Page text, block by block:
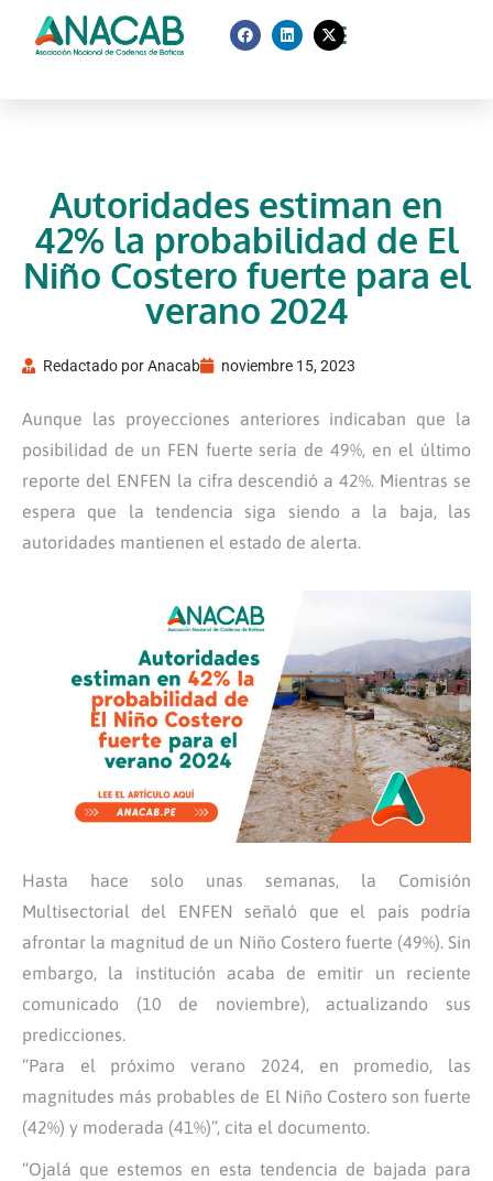
Autoridades estiman en
42% la probabilidad de El
Niño Costero fuerte para el
verano 2024
Redactado porAnacab noviembre 15, 2023
Aunque las proyecciones anteriores indicaban que la
posibilidad de un FEN fuerte sería de 49%, en el último
reporte del ENFEN la cifra descendió a 42%. Mientras se
espera que la tendencia siga siendo a la baja, las
autoridades mantienen el estado de alerta.
Hasta hace solo unas semanas, la Comisión
Multisectorial del ENFEN señaló que el país podría
afrontar la magnitud de un Niño Costero fuerte (49%). Sin
embargo, la institución acaba de emitir un reciente
comunicado (10 de noviembre), actualizando sus
predicciones.
“Para el próximo verano 2024, en promedio, las
magnitudes más probables de El Niño Costero son fuerte
(42%) y moderada (41%)”, cita el documento.
“Ojalá que estemos en esta tendencia de bajada para